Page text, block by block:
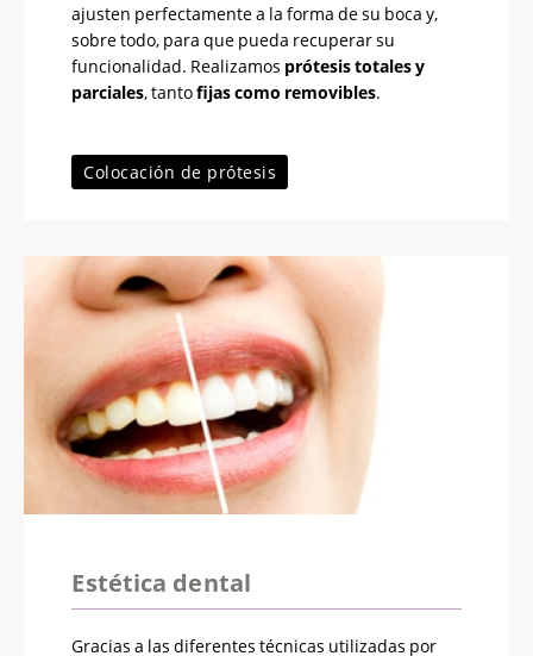
ajusten perfectamente a la forma de su boca y,
sobre todo, para que pueda recuperar su
funcionalidad. Realizamos prótesis totales y
parciales, tantofijas como removibles.
Colocación de prótesis
Estética dental
Gracias a las diferentes técnicas utilizadas por